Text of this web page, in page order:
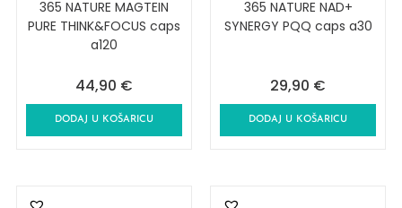
365 NATURE MAGTEIN
PURE THINK&FOCUS caps
a120
44,90 €
DODAJ U KOŠARICU
365 NATURE NAD+
SYNERGY PQQ caps a30
29,90 €
DODAJ U KOŠARICU